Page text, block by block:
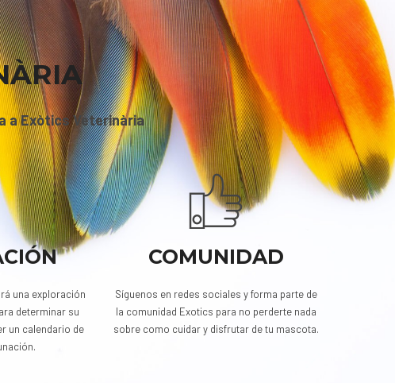
a Exòtics Veterinària
una exploración
determinar su
un calendario de
COMUNIDAD
Síguenos en redes sociales y forma parte de
la comunidad Exotics para no perderte nada
sobre como cuidar y disfrutar de tu mascota.